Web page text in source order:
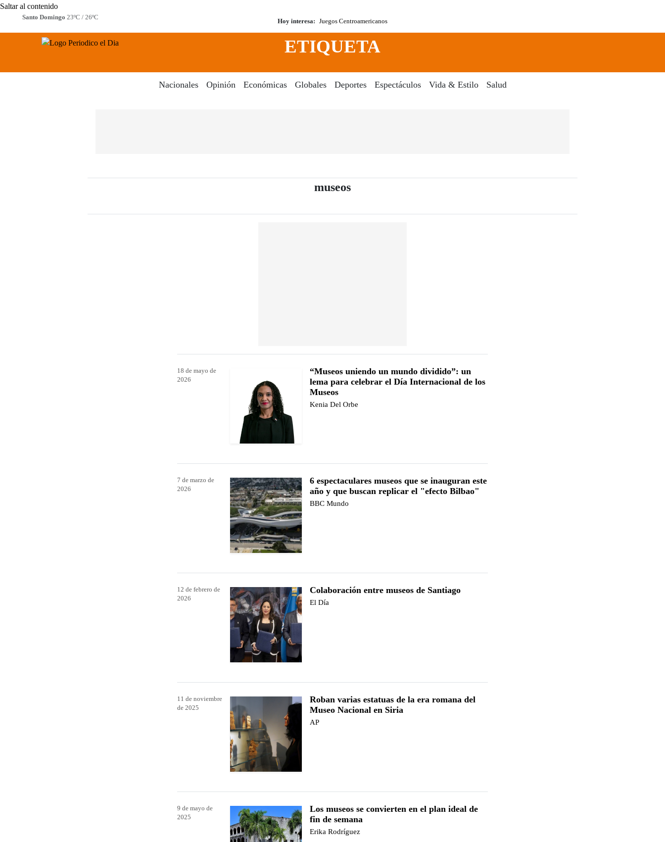
Saltar al contenido
Santo Domingo 23ºC / 26ºC
Hoy interesa: Juegos Centroamericanos
Search
ETIQUETA
Nacionales Opinión Económicas Globales Deportes Espectáculos Vida & Estilo Salud
museos- Periódico El Dia Digital
18 de mayo de
2026
“Museos uniendo un mundo dividido”: un
lema para celebrar el Día Internacional de los
Museos
Kenia Del Orbe
7 de marzo de
2026
6 espectaculares museos que se inauguran este
año y que buscan replicar el "efecto Bilbao"
BBC Mundo
12 de febrero de
2026
Colaboración entre museos de Santiago
El Día
11 de noviembre
de 2025
Roban varias estatuas de la era romana del
Museo Nacional en Siria
AP
9 de mayo de
2025
Los museos se convierten en el plan ideal de
fin de semana
Erika Rodríguez